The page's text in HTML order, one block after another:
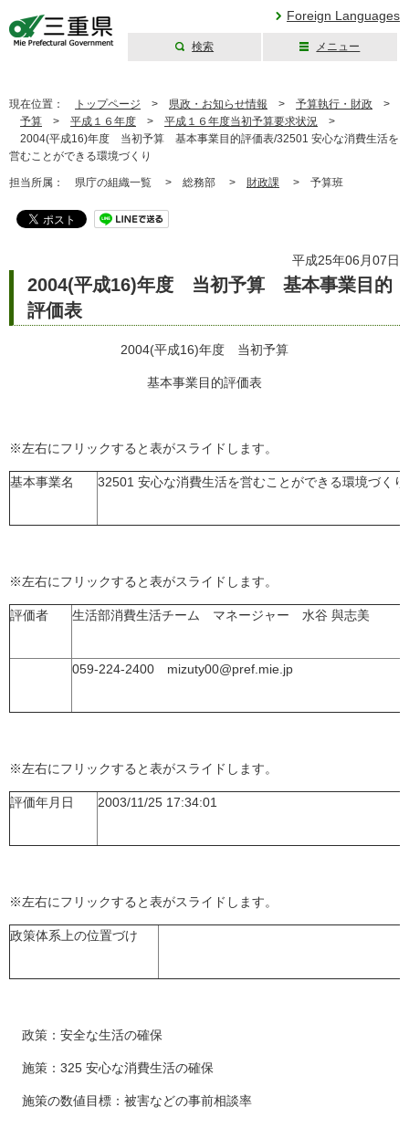
Foreign Languages
検索 メニュー
現在位置： トップページ > 県政・お知らせ情報 > 予算執行・財政 >
予算 > 平成１６年度 > 平成１６年度当初予算要求状況 >
2004(平成16)年度 当初予算 基本事業目的評価表/32501 安心な消費生活を
営むことができる環境づくり
担当所属： 県庁の組織一覧 > 総務部 > 財政課 > 予算班
平成25年06月07日
2004(平成16)年度 当初予算 基本事業目的
評価表
2004(平成16)年度 当初予算
基本事業目的評価表
※左右にフリックすると表がスライドします。
基本事業名 32501 安心な消費生活を営むことができる環境づくり
※左右にフリックすると表がスライドします。
評価者 生活部消費生活チーム マネージャー 水谷 與志美
059-224-2400 mizuty00@pref.mie.jp
※左右にフリックすると表がスライドします。
評価年月日 2003/11/25 17:34:01
※左右にフリックすると表がスライドします。
政策体系上の位置づけ
政策：安全な生活の確保
施策：325 安心な消費生活の確保
施策の数値目標：被害などの事前相談率